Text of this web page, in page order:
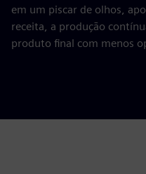
em um piscar de olhos,
receita, a produção
produto final com menos